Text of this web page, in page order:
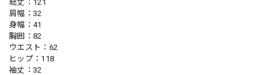
総丈：121
肩幅：32
身幅：41
胸囲：82
ウエスト：62
ヒップ：118
袖丈：32